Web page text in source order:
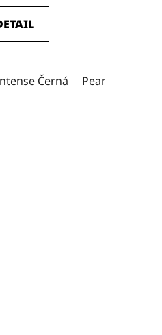
5,0
z
Černá Pearl bílá (metal)